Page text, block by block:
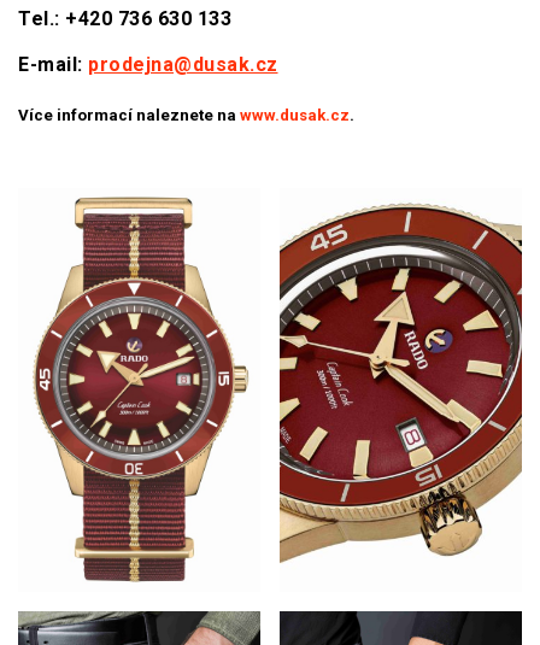
Tel.: +420 736 630 133
E-mail: prodejna@dusak.cz
Více informací naleznete na www.dusak.cz.